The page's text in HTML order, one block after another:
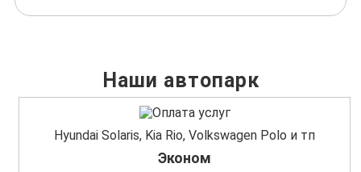
Наши автопарк
Hyundai Solaris, Kia Rio, Volkswagen Polo и тп
Эконом